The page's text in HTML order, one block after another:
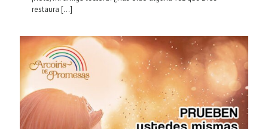
restaura […]